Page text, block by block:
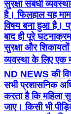
व्यवस्था के लिए एक
ND NEWS की
सभी प्रशासनिक
करता है कि महिला
जाए। किसी भी
साथ सुनना और
मूल जिम्मेदारी है।
उसकी सुरक्षा
होना चाहिए।
और विश्वास तीनों